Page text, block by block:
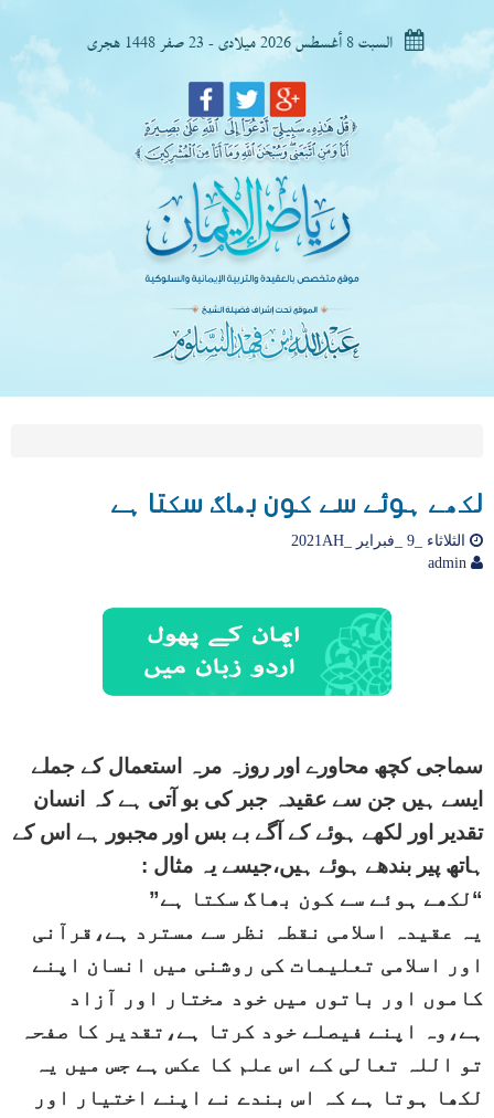
السبت 8 أغسطس 2026 ميلادى - 23 صفر 1448 هجرى
لکھے ہوئے سے کون بھاگ سکتا ہے
الثلاثاء _9 _فبراير _2021AH
سماجی کچھ محاورے اور روزہ مرہ استعمال کے جملے
ایسے ہیں جن سے عقیدہ جبر کی بو آتی ہے کہ انسان
تقدیر اور لکھے ہوئے کے آگے بے بس اور مجبور ہے اس کے
ہاتھ پیر بندھے ہوئے ہیں،جیسے یہ مثال :
“لکھے ہوئے سے کون بھاگ سکتا ہے”
یہ عقیدہ اسلامی نقطہ نظر سے مسترد ہے،قرآنی
اور اسلامی تعلیمات کی روشنی میں انسان اپنے
کاموں اور باتوں میں خود مختار اور آزاد
ہے،وہ اپنے فیصلے خود کرتا ہے،تقدیر کا صفحہ
تو اللہ تعالی کے اس علم کا عکس ہے جس میں یہ
لکھا ہوتا ہے کہ اس بندے نے اپنے اختیار اور